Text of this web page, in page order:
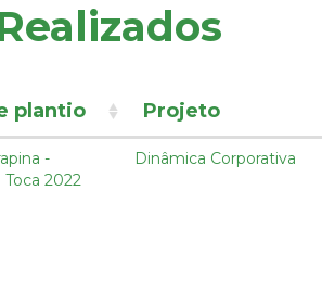
plantio Projeto
-
Toca 2022
Dinâmica Corporativa